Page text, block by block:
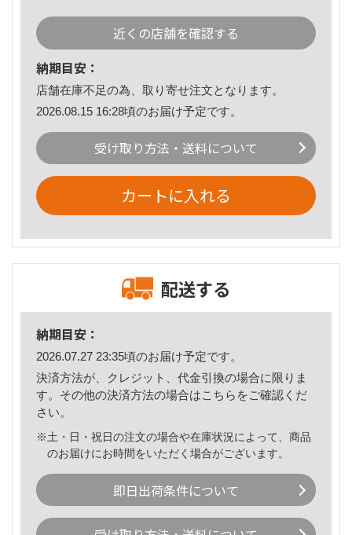
近くの店舗を確認する
納期目安：
店舗在庫不足の為、取り寄せ注文となります。
2026.08.15 16:28頃のお届け予定です。
受け取り方法・送料について
カートに入れる
配送する
納期目安：
2026.07.27 23:35頃のお届け予定です。
決済方法が、クレジット、代金引換の場合に限りま
す。その他の決済方法の場合はこちら をご確認くだ
さい。
※土・日・祝日の注文の場合や在庫状況によって、商品
のお届けにお時間をいただく場合がございます。
即日出荷条件について